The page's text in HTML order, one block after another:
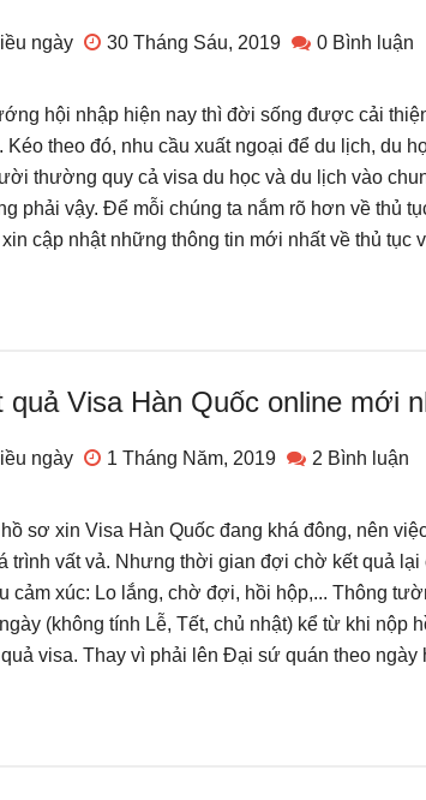
ngày 30 Tháng Sáu, 2019 0 Bình luận
hội nhập hiện nay thì đời sống được cải
Kéo theo đó, nhu cầu xuất ngoại để du lịch, du
thường quy cả visa du học và du lịch vào
phải vậy. Để mỗi chúng ta nắm rõ hơn về thủ
cập nhật những thông tin mới nhất về thủ tục
Visa Hàn Quốc online mới
ngày 1 Tháng Năm, 2019 2 Bình luận
sơ xin Visa Hàn Quốc đang khá đông, nên
trình vất vả. Nhưng thời gian đợi chờ kết quả
cảm xúc: Lo lắng, chờ đợi, hồi hộp,... Thông
(không tính Lễ, Tết, chủ nhật) kể từ khi nộp
visa. Thay vì phải lên Đại sứ quán theo ngày